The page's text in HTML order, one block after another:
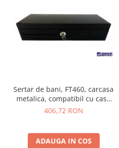
Sertar de bani, FT460, carcasa
metalica, compatibil cu case
de marcat, negru
406,72 RON
ADAUGA IN COS